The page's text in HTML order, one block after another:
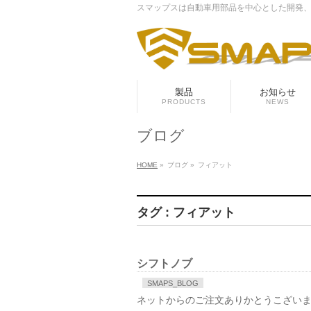
スマップスは自動車用部品を中心とした開発
製品
PRODUCTS
お知らせ
NEWS
ブログ
HOME » ブログ » フィアット
タグ : フィアット
シフトノブ
SMAPS_BLOG
ネットからのご注文ありかとうこざいま